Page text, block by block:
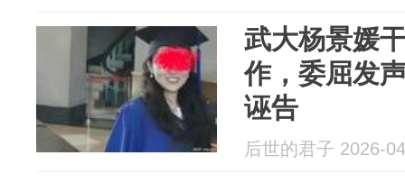
武大杨景媛
作，委屈发
诬告
后世的君子 2026-